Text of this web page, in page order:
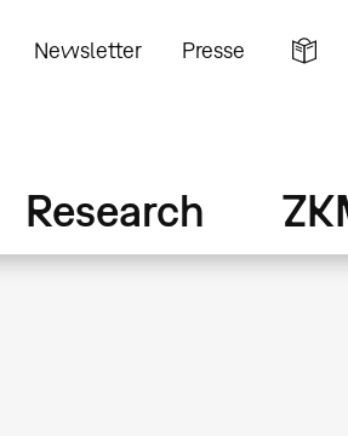
Newsletter Presse
Research